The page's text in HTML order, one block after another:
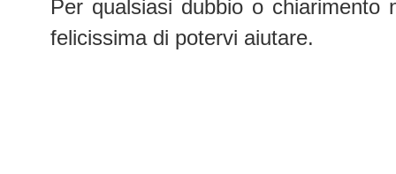
Per qualsiasi dubbio o
felicissima di potervi aiutare.